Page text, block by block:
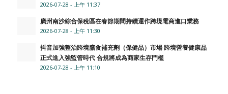
2026-07-28 - 上午 11:37
廣州南沙綜合保稅區在春節期間持續運作跨境電商進口業務
2026-07-28 - 上午 11:30
抖音加強整治跨境膳食補充劑（保健品）市場 跨境營養健康品
正式進入強監管時代 合規將成為商家生存門檻
2026-07-28 - 上午 11:10